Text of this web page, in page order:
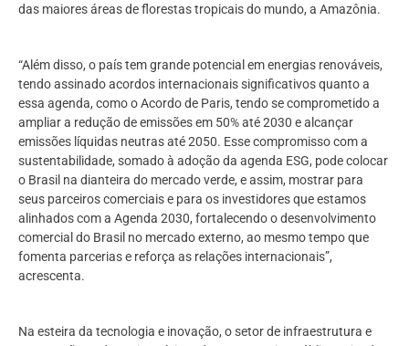
das maiores áreas de florestas tropicais do mundo, a Amazônia.
“Além disso, o país tem grande potencial em energias renováveis,
tendo assinado acordos internacionais significativos quanto a
essa agenda, como o Acordo de Paris, tendo se comprometido a
ampliar a redução de emissões em 50% até 2030 e alcançar
emissões líquidas neutras até 2050. Esse compromisso com a
sustentabilidade, somado à adoção da agenda ESG, pode colocar
o Brasil na dianteira do mercado verde, e assim, mostrar para
seus parceiros comerciais e para os investidores que estamos
alinhados com a Agenda 2030, fortalecendo o desenvolvimento
comercial do Brasil no mercado externo, ao mesmo tempo que
fomenta parcerias e reforça as relações internacionais”,
acrescenta.
Na esteira da tecnologia e inovação, o setor de infraestrutura e